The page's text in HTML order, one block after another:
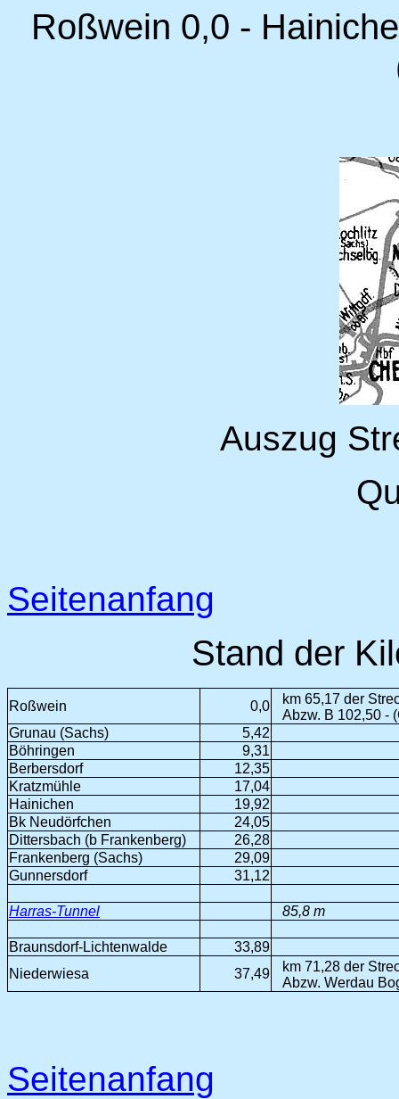
Roßwein 0,0 -
Auszug
Seitenanfang
Stand der
Roßwein 0,0
km 65,17 der
Abzw. B 102,50 -
Grunau (Sachs)
5,42
Böhringen
9,31
Berbersdorf
12,35
Kratzmühle
17,04
Hainichen
19,92
Bk Neudörfchen
24,05
Dittersbach (b Frankenberg)
26,28
Frankenberg (Sachs)
29,09
Gunnersdorf
31,12
Harras-Tunnel 85,8 m
Braunsdorf-Lichtenwalde
33,89
Niederwiesa
37,49
km 71,28 der
Abzw. Werdau
Seitenanfang